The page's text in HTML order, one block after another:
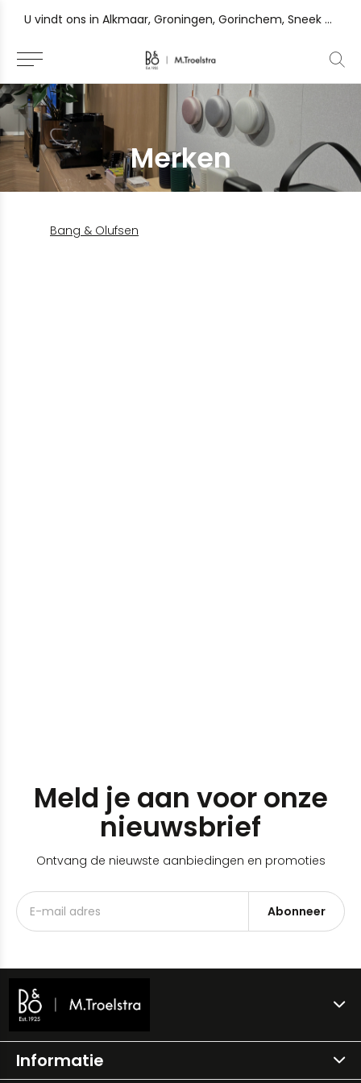
U vindt ons in Alkmaar, Groningen, Gorinchem, Sneek en Zutphen
Merken
Bang & Olufsen
Meld je aan voor onze
nieuwsbrief
Ontvang de nieuwste aanbiedingen en promoties
Abonneer
Informatie